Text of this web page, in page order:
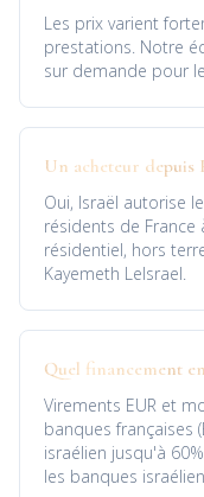
Les prix varient
prestations. Notre
sur demande pour
Un acheteur depuis
Oui, Israël autorise
résidents de
résidentiel, hors
Kayemeth LeIsrael.
Quel financement
Virements EUR et
banques françaises
israélien jusqu'à
les banques